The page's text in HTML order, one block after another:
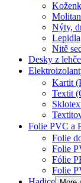
Nýty,
Lepidla
Nitě
Desky z
Kartit
Textit
Folie PVC a
Folie
Folie
Fólie
Folie